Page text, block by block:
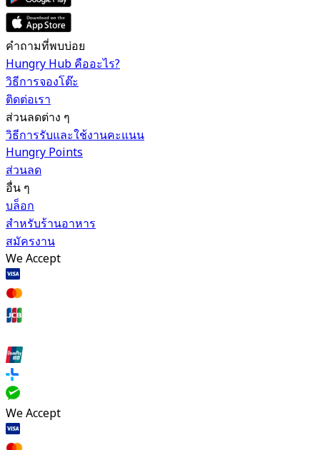
คำถามที่พบบ่อย
Hungry Hub คืออะไร?
วิธีการจองโต๊ะ
ติดต่อเรา
ส่วนลดต่าง ๆ
วิธีการรับและใช้งานคะแนน
Hungry Points
ส่วนลด
อื่น ๆ
บล็อก
สำหรับร้านอาหาร
สมัครงาน
We Accept
We Accept